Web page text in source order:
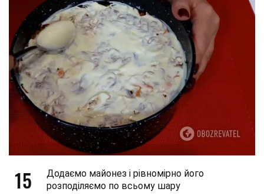
15
Додаємо майонез і рівномірно його
розподіляємо по всьому шару